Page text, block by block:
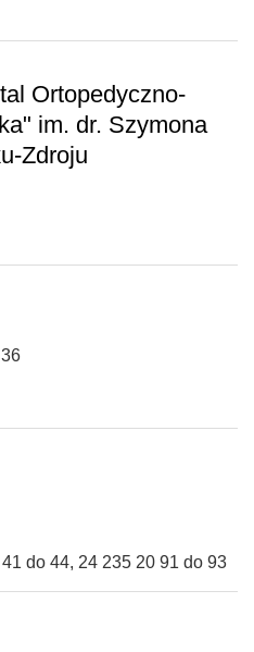
Ortopedyczno-
im. dr. Szymona
Zdroju
do 44, 24 235 20 91 do 93